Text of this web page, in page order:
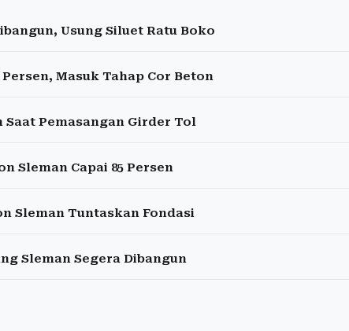
Usung Siluet Ratu Boko
Masuk Tahap Cor Beton
Pemasangan Girder Tol
Sleman Capai 85 Persen
Sleman Tuntaskan Fondasi
Sleman Segera Dibangun